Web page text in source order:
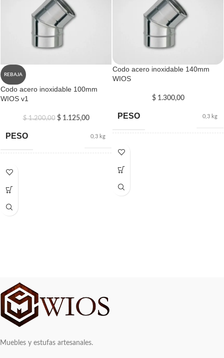
REBAJA
Codo acero inoxidable 100mm
WIOS v1
$1.200,00 $1.125,00
PESO 0,3 kg
DIMENSIONES
Codo acero inoxidable 140mm
WIOS
$1.300,00
PESO 0,3 kg
DIMENSIONES
Muebles y estufas artesanales.